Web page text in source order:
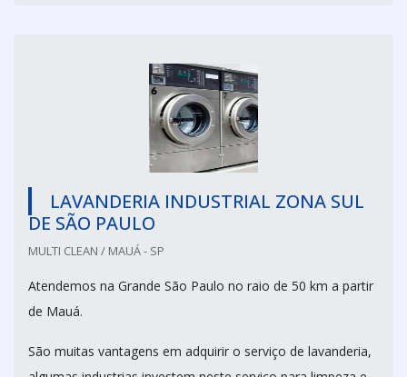
LAVANDERIA INDUSTRIAL ZONA SUL
DE SÃO PAULO
MULTI CLEAN / MAUÁ - SP
Atendemos na Grande São Paulo no raio de 50 km a partir
de Mauá.
São muitas vantagens em adquirir o serviço de lavanderia,